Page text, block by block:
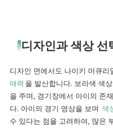
디자인과 색상 선
디자인 면에서도 나이키 머큐리
매력 을 발산합니다. 보라색 색
을 주며, 경기장에서 아이의 존
다. 아이의 경기 영상을 보며 색
수 있다는 점을 고려하여, 많은